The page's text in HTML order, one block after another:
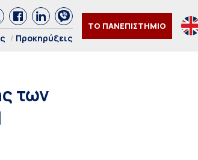
Προκηρύξεις
ΤΟ ΠΑΝΕΠΙΣΤΗΜΙΟ
των